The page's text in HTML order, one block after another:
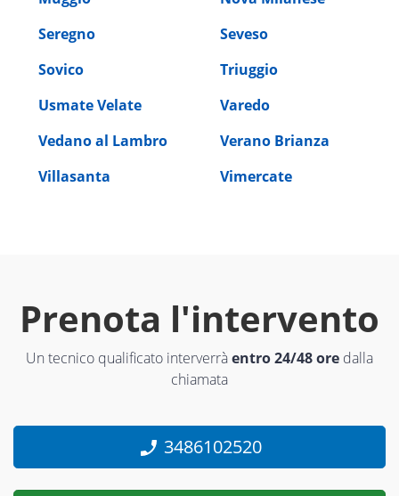
Seregno
Seveso
Sovico
Triuggio
Usmate Velate
Varedo
Vedano al Lambro
Verano Brianza
Villasanta
Vimercate
Prenota l'intervento
Un tecnico qualificato interverràentro 24/48 ore dalla
chiamata
3486102520